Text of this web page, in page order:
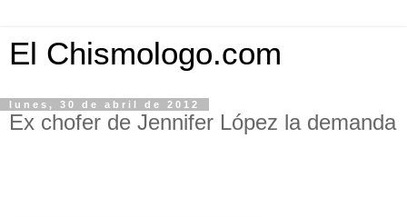
El Chismologo.com
lunes, 30 de abril de 2012
Ex chofer de Jennifer López la demanda